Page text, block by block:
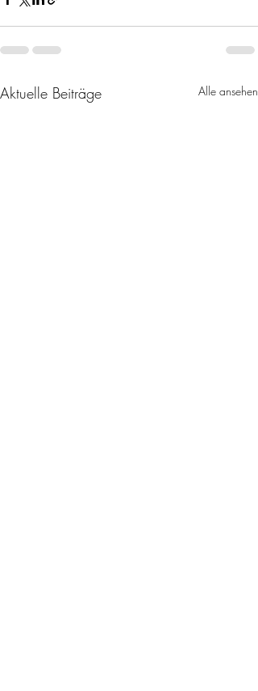
Aktuelle Beiträge Alle ansehen